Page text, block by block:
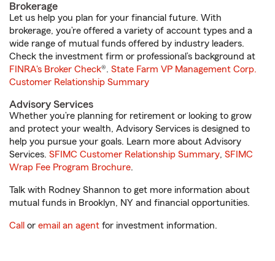
Brokerage
Let us help you plan for your financial future. With
brokerage, you’re offered a variety of account types and a
wide range of mutual funds offered by industry leaders.
Check the investment firm or professional’s background at
FINRA's Broker Check®. State Farm VP Management Corp.
Customer Relationship Summary
Advisory Services
Whether you’re planning for retirement or looking to grow
and protect your wealth, Advisory Services is designed to
help you pursue your goals. Learn more about Advisory
Services. SFIMC Customer Relationship Summary, SFIMC
Wrap Fee Program Brochure.
Talk with Rodney Shannon to get more information about
mutual funds in Brooklyn, NY and financial opportunities.
Call or email an agent for investment information.